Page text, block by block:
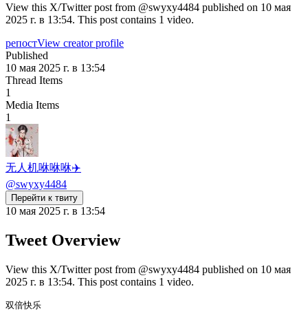
View this X/Twitter post from @swyxy4484 published on 10 мая
2025 г. в 13:54. This post contains 1 video.
репостView creator profile
Published
10 мая 2025 г. в 13:54
Thread Items
1
Media Items
1
无人机咻咻咻✈️
@swyxy4484
Перейти к твиту
10 мая 2025 г. в 13:54
Tweet Overview
View this X/Twitter post from @swyxy4484 published on 10 мая
2025 г. в 13:54. This post contains 1 video.
双倍快乐